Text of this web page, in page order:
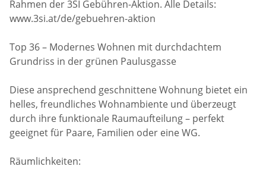
Rahmen der 3SI Gebühren-Aktion. Alle Details:
www.3si.at/de/gebuehren-aktion
Top 36 – Modernes Wohnen mit durchdachtem
Grundriss in der grünen Paulusgasse
Diese ansprechend geschnittene Wohnung bietet ein
helles, freundliches Wohnambiente und überzeugt
durch ihre funktionale Raumaufteilung – perfekt
geeignet für Paare, Familien oder eine WG.
Räumlichkeiten: